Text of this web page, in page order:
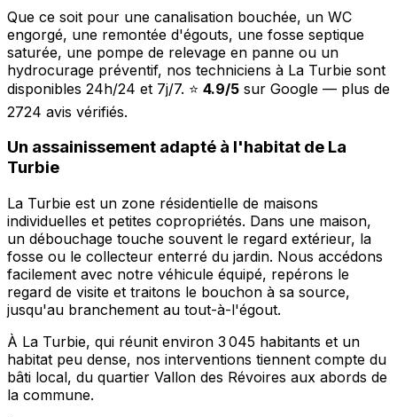
Que ce soit pour une canalisation bouchée, un WC
engorgé, une remontée d'égouts, une fosse septique
saturée, une pompe de relevage en panne ou un
hydrocurage préventif, nos techniciens à La Turbie sont
disponibles 24h/24 et 7j/7. ⭐ 4.9/5 sur Google — plus de
2724 avis vérifiés.
Un assainissement adapté à l'habitat de La
Turbie
La Turbie est un zone résidentielle de maisons
individuelles et petites copropriétés. Dans une maison,
un débouchage touche souvent le regard extérieur, la
fosse ou le collecteur enterré du jardin. Nous accédons
facilement avec notre véhicule équipé, repérons le
regard de visite et traitons le bouchon à sa source,
jusqu'au branchement au tout-à-l'égout.
À La Turbie, qui réunit environ 3 045 habitants et un
habitat peu dense, nos interventions tiennent compte du
bâti local, du quartier Vallon des Révoires aux abords de
la commune.